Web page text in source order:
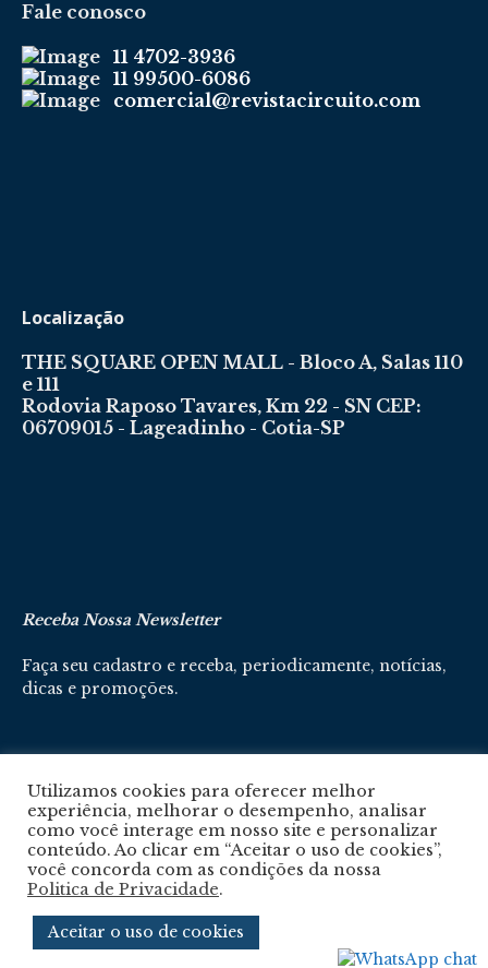
Fale conosco
11 4702-3936
11 99500-6086
comercial@revistacircuito.com
Localização
THE SQUARE OPEN MALL - Bloco A, Salas 110
e 111
Rodovia Raposo Tavares, Km 22 - SN CEP:
06709015 - Lageadinho - Cotia-SP
Receba Nossa Newsletter
Faça seu cadastro e receba, periodicamente, notícias,
dicas e promoções.
Cadastre-se aqui
Política De Privacidade
© 2024 © Revista Circuito. Todos os Direitos Reservados. Desenvolvido com
Utilizamos cookies para oferecer melhor
experiência, melhorar o desempenho, analisar
como você interage em nosso site e personalizar
conteúdo. Ao clicar em “Aceitar o uso de cookies”,
você concorda com as condições da nossa
Politica de Privacidade.
Aceitar o uso de cookies